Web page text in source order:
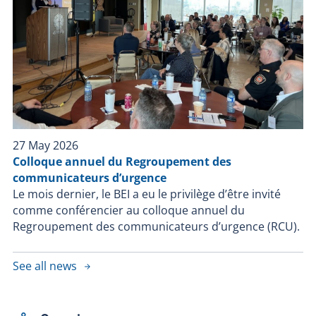
27 May 2026
Colloque annuel du Regroupement des
communicateurs d’urgence
Le mois dernier, le BEI a eu le privilège d’être invité
comme conférencier au colloque annuel du
Regroupement des communicateurs d’urgence (RCU).
See all news